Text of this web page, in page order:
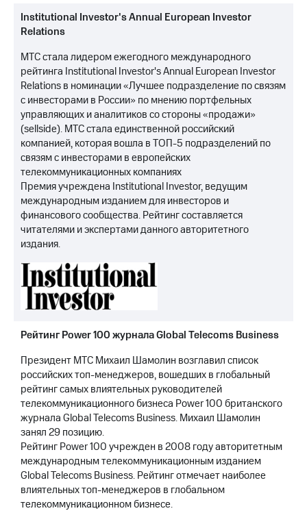
Institutional Investor's Annual European Investor
Relations
МТС стала лидером ежегодного международного
рейтинга Institutional Investor's Annual European Investor
Relations в номинации «Лучшее подразделение по связям
с инвесторами в России» по мнению портфельных
управляющих и аналитиков со стороны «продажи»
(sellside). МТС стала единственной российский
компанией, которая вошла в ТОП-5 подразделений по
связям с инвесторами в европейских
телекоммуникационных компаниях
Премия учреждена Institutional Investor, ведущим
международным изданием для инвесторов и
финансового сообщества. Рейтинг составляется
читателями и экспертами данного авторитетного
издания.
Рейтинг Power 100 журнала Global Telecoms Business
Президент МТС Михаил Шамолин возглавил список
российских топ-менеджеров, вошедших в глобальный
рейтинг самых влиятельных руководителей
телекоммуникационного бизнеса Power 100 британского
журнала Global Telecoms Business. Михаил Шамолин
занял 29 позицию.
Рейтинг Power 100 учрежден в 2008 году авторитетным
международным телекоммуникационным изданием
Global Telecoms Business. Рейтинг отмечает наиболее
влиятельных топ-менеджеров в глобальном
телекоммуникационном бизнесе.